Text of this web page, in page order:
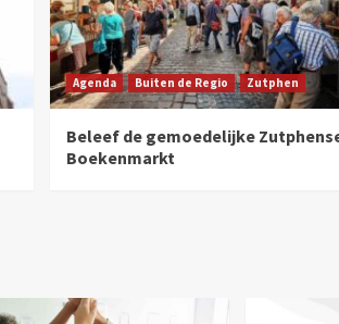
Agenda Buiten de Regio Zutphen
Beleef de gemoedelijke
Boekenmarkt